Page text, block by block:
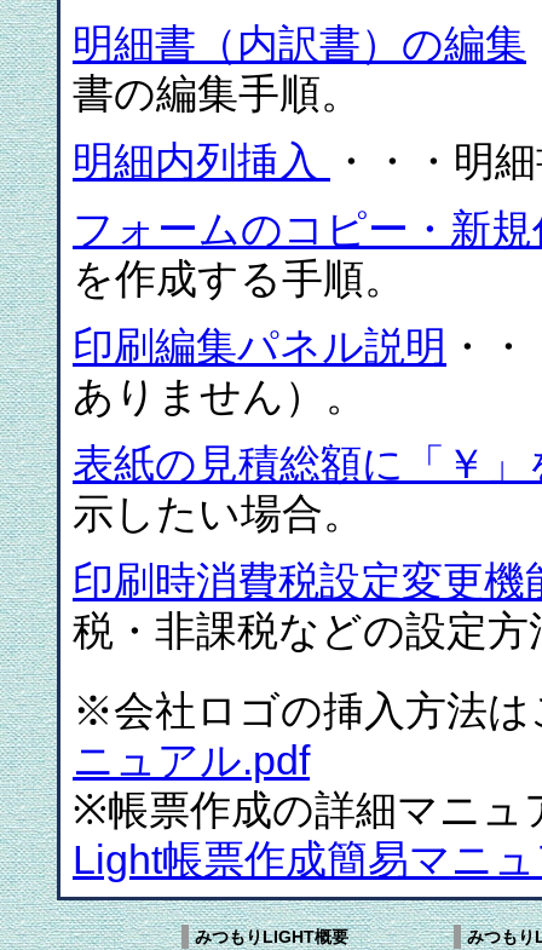
明細書（内訳書）の編集
書の編集手順。
明細内列挿入
・・・明
フォームのコピー・新規
を作成する手順。
印刷編集パネル説明 ・
ありません）。
表紙の見積総額に「￥
示したい場合。
印刷時消費税設定変更機
税・非課税などの設定方
※会社ロゴの挿入方
ニュアル.pdf
※帳票作成の詳細マニ
Light帳票作成簡易マニ
みつもりLIGHT概要
みつもり